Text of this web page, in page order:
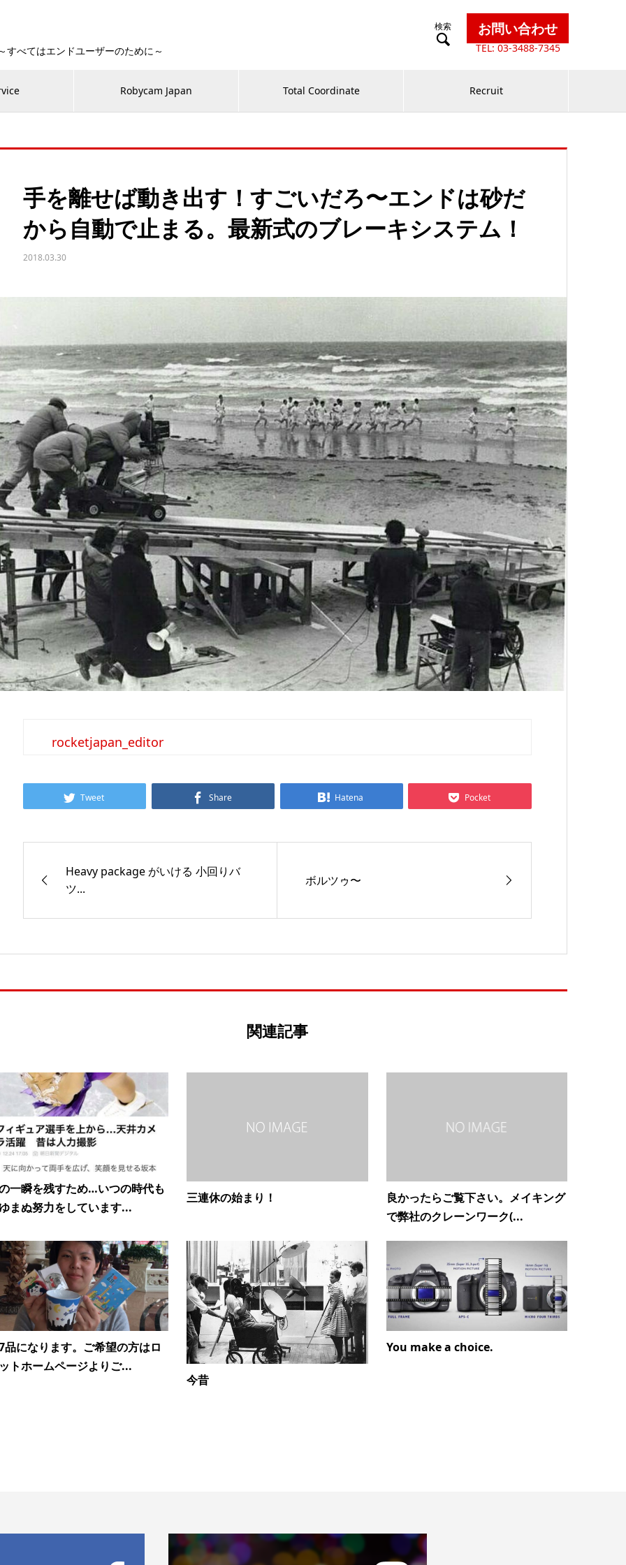
すべてはエンドユーザーのために～

お問い合わせ
TEL: 03-3488-7345
Robycam Japan Total Coordinate Recruit
手を離せば動き出す！すごいだろ〜エンドは砂だ
から自動で止まる。最新式のブレーキシステム！
2018.03.30
rocketjapan_editor
Tweet Share Hatena Pocket
Heavy package がいける 小回りバ
ツ...
ボルツゥ〜
関連記事
一瞬を残すため…いつの時代も
まぬ努力をしています...
三連休の始まり！
良かったらご覧下さい。メイキング
で弊社のクレーンワーク(...
品になります。ご希望の方はロ
トホームページよりご...
今昔
You make a choice.